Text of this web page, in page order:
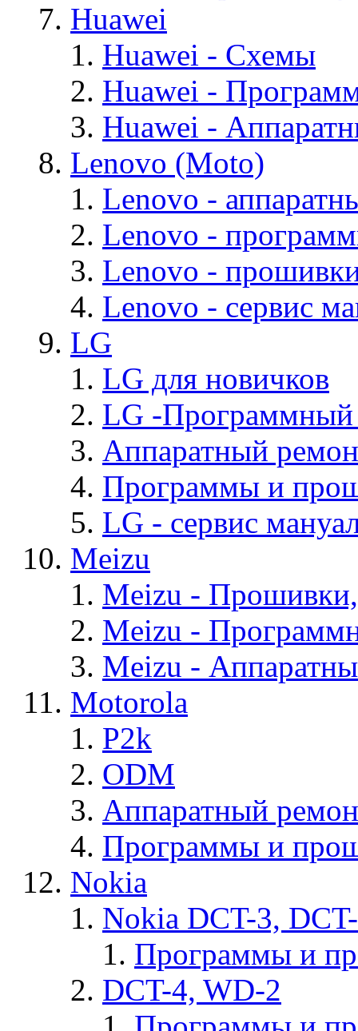
Huawei
Huawei - Cхемы
Huawei -
Huawei -
Lenovo (Moto)
Lenovo -
Lenovo -
Lenovo -
Lenovo - cервис
LG
LG для новичков
LG -Программный
Аппаратный
Программы и
LG - cервис
Meizu
Meizu -
Meizu -
Meizu -
Motorola
P2k
ODM
Аппаратный
Программы и
Nokia
Nokia DCT-3,
Программы и
DCT-4, WD-2